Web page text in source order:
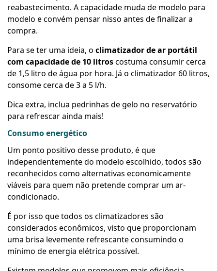
reabastecimento. A capacidade muda de modelo para
modelo e convém pensar nisso antes de finalizar a
compra.
Para se ter uma ideia, o climatizador de ar portátil
com capacidade de 10 litroscostuma consumir cerca
de 1,5 litro de água por hora. Já o climatizador 60 litros,
consome cerca de 3 a 5 l/h.
Dica extra, inclua pedrinhas de gelo no reservatório
para refrescar ainda mais!
Consumo energético
Um ponto positivo desse produto, é que
independentemente do modelo escolhido, todos são
reconhecidos como alternativas economicamente
viáveis para quem não pretende comprar um ar-
condicionado.
É por isso que todos os climatizadores são
considerados econômicos, visto que proporcionam
uma brisa levemente refrescante consumindo o
mínimo de energia elétrica possível.